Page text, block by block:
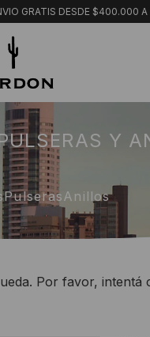
GRATIS DESDE $400.000 A
Y
PulserasAnillos
Por favor, intentá